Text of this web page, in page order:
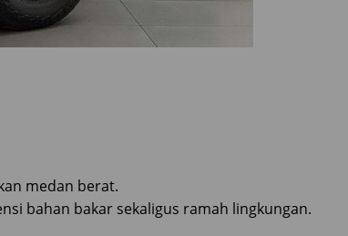
medan berat.
bahan bakar sekaligus ramah lingkungan.